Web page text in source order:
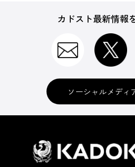
カドスト最新情報
ソーシャルメディ